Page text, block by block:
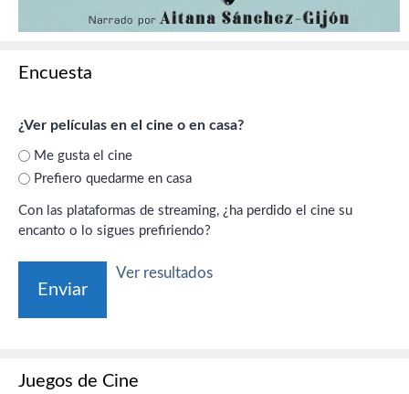
Encuesta
¿Ver películas en el cine o en casa?
Me gusta el cine
Prefiero quedarme en casa
Con las plataformas de streaming, ¿ha perdido el cine su
encanto o lo sigues prefiriendo?
Ver resultados
Juegos de Cine